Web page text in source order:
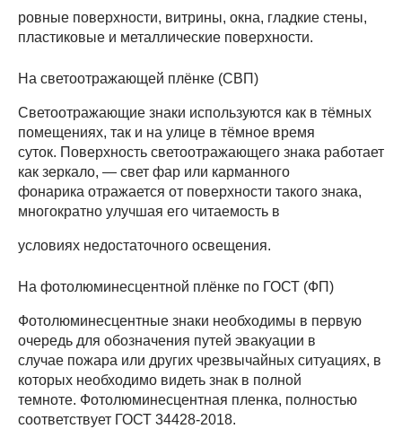
ровные поверхности, витрины, окна, гладкие стены,
пластиковые и металлические поверхности.
На светоотражающей плёнке (СВП)
Светоотражающие знаки используются как в тёмных
помещениях, так и на улице в тёмное время
суток. Поверхность светоотражающего знака работает
как зеркало, — свет фар или карманного
фонарика отражается от поверхности такого знака,
многократно улучшая его читаемость в
условиях недостаточного освещения.
На фотолюминесцентной плёнке по ГОСТ (ФП)
Фотолюминесцентные знаки необходимы в первую
очередь для обозначения путей эвакуации в
случае пожара или других чрезвычайных ситуациях, в
которых необходимо видеть знак в полной
темноте. Фотолюминесцентная пленка, полностью
соответствует ГОСТ 34428-2018.